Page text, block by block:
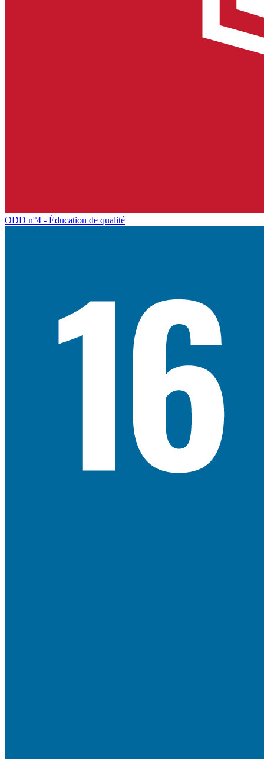
ODD n°4 - Éducation de qualité